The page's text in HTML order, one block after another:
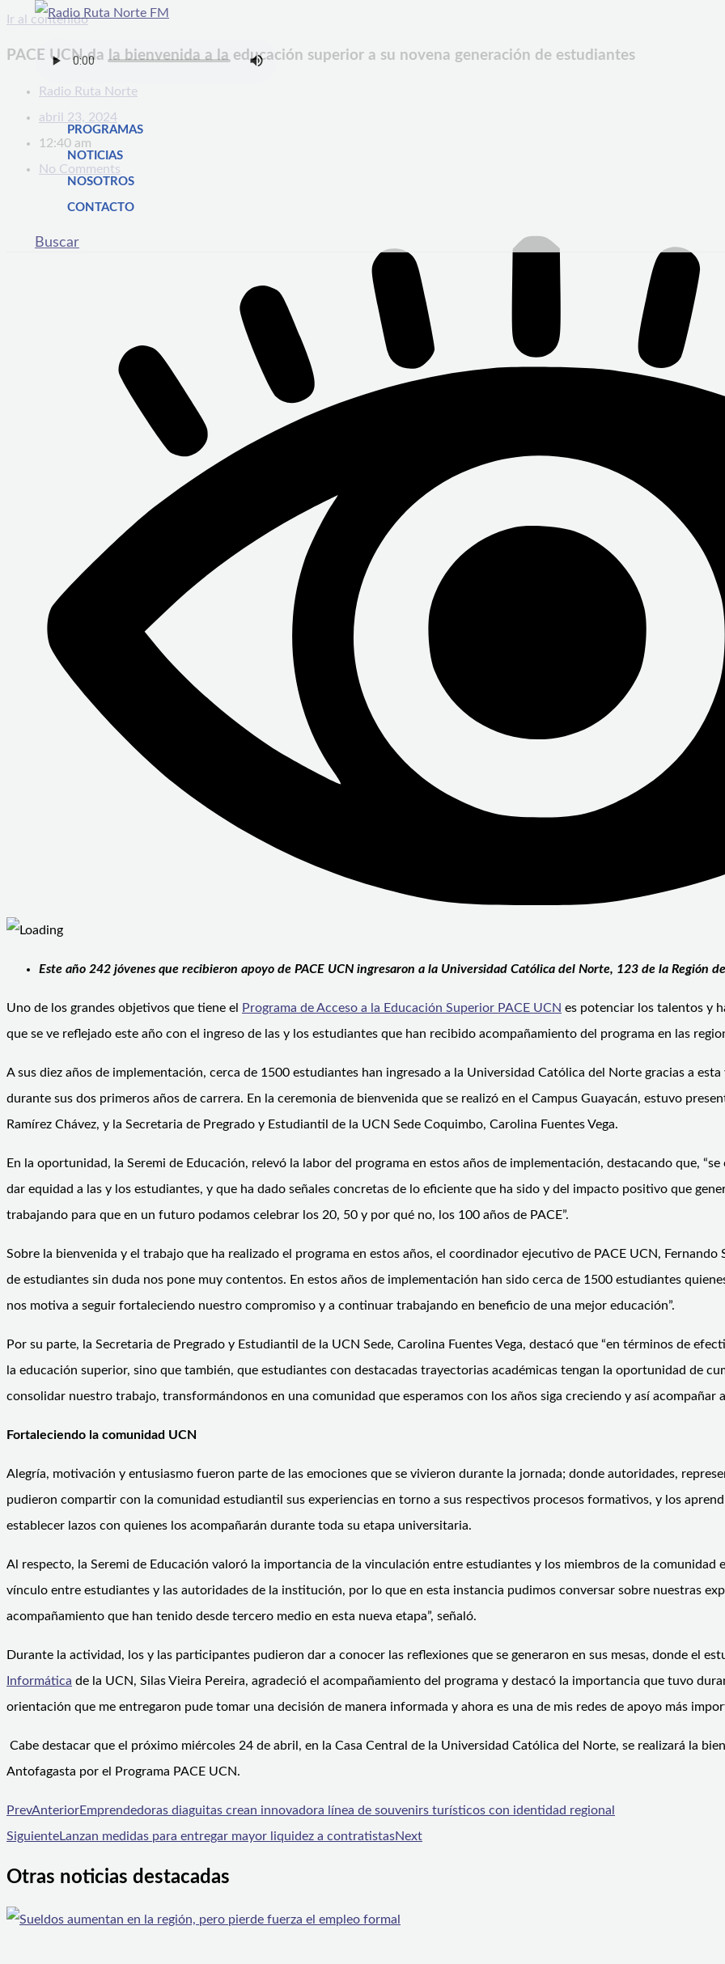
Ir al contenido
PROGRAMAS
NOTICIAS
NOSOTROS
CONTACTO
Buscar
PACE UCN da la bienvenida a la educación superior a su novena generación de estudiantes
Radio Ruta Norte
abril 23, 2024
12:40 am
No Comments
Este año 242 jóvenes que recibieron apoyo de PACE UCN ingresaron a la Universidad Católica del Norte, 123 de la Región
Uno de los grandes objetivos que tiene el Programa de Acceso a la Educación Superior PACE UCN es potenciar los talentos y
que se ve reflejado este año con el ingreso de las y los estudiantes que han recibido acompañamiento del programa en las
A sus diez años de implementación, cerca de 1500 estudiantes han ingresado a la Universidad Católica del Norte gracias a
durante sus dos primeros años de carrera. En la ceremonia de bienvenida que se realizó en el Campus Guayacán, estuvo
Ramírez Chávez, y la Secretaria de Pregrado y Estudiantil de la UCN Sede Coquimbo, Carolina Fuentes Vega.
En la oportunidad, la Seremi de Educación, relevó la labor del programa en estos años de implementación, destacando que,
dar equidad a las y los estudiantes, y que ha dado señales concretas de lo eficiente que ha sido y del impacto positivo que
trabajando para que en un futuro podamos celebrar los 20, 50 y por qué no, los 100 años de PACE”.
Sobre la bienvenida y el trabajo que ha realizado el programa en estos años, el coordinador ejecutivo de PACE UCN, Fernando
de estudiantes sin duda nos pone muy contentos. En estos años de implementación han sido cerca de 1500 estudiantes
nos motiva a seguir fortaleciendo nuestro compromiso y a continuar trabajando en beneficio de una mejor educación”.
Por su parte, la Secretaria de Pregrado y Estudiantil de la UCN Sede, Carolina Fuentes Vega, destacó que “en términos de
la educación superior, sino que también, que estudiantes con destacadas trayectorias académicas tengan la oportunidad de
consolidar nuestro trabajo, transformándonos en una comunidad que esperamos con los años siga creciendo y así acompañar
Fortaleciendo la comunidad UCN
Alegría, motivación y entusiasmo fueron parte de las emociones que se vivieron durante la jornada; donde autoridades,
pudieron compartir con la comunidad estudiantil sus experiencias en torno a sus respectivos procesos formativos, y los
establecer lazos con quienes los acompañarán durante toda su etapa universitaria.
Al respecto, la Seremi de Educación valoró la importancia de la vinculación entre estudiantes y los miembros de la comunidad
vínculo entre estudiantes y las autoridades de la institución, por lo que en esta instancia pudimos conversar sobre nuestras
acompañamiento que han tenido desde tercero medio en esta nueva etapa”, señaló.
Durante la actividad, los y las participantes pudieron dar a conocer las reflexiones que se generaron en sus mesas, donde el
Informática de la UCN, Silas Vieira Pereira, agradeció el acompañamiento del programa y destacó la importancia que tuvo
orientación que me entregaron pude tomar una decisión de manera informada y ahora es una de mis redes de apoyo más
Cabe destacar que el próximo miércoles 24 de abril, en la Casa Central de la Universidad Católica del Norte, se realizará la
Antofagasta por el Programa PACE UCN.
PrevAnteriorEmprendedoras diaguitas crean innovadora línea de souvenirs turísticos con identidad regional
SiguienteLanzan medidas para entregar mayor liquidez a contratistasNext
Otras noticias destacadas